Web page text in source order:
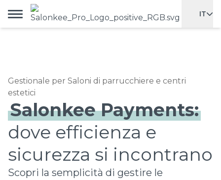
IT
Gestionale per Saloni di parrucchiere e centri
estetici
Salonkee Payments:
dove efficienza e
sicurezza si incontrano
Scopri la semplicità di gestire le